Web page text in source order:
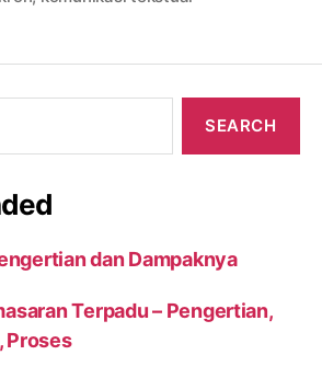
dan Dampaknya
Terpadu – Pengertian,
Proses